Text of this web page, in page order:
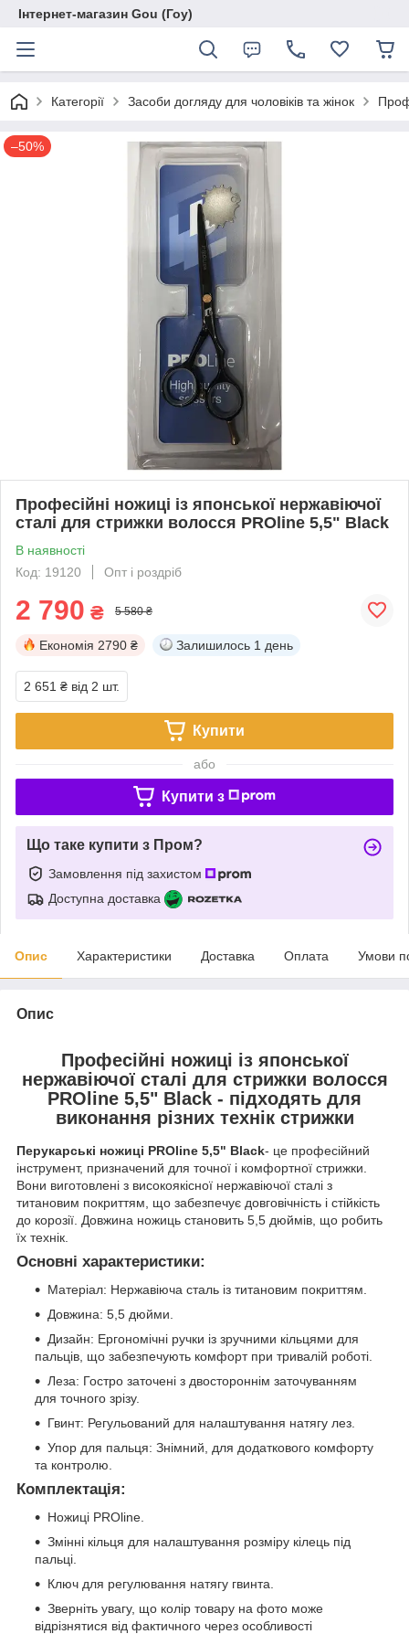
Інтернет-магазин Gou (Гоу)
Категорії Засоби догляду для чоловіків та жінок
–50%
Професійні ножиці із японської нержавіючої
сталі для стрижки волосся PROline 5,5" Black
В наявності
Код: 19120
Опт і роздріб
2 790 ₴ 5 580 ₴
Економія 2790 ₴ Залишилось 1 день
2 651 ₴ від 2 шт.
Купити
або
Купити з
Що таке купити з Пром?
Замовлення під захистом
Доступна доставка
Опис Характеристики Доставка Оплата Умови
Опис
Професійні ножиці із японської
нержавіючої сталі для стрижки волосся
PROline 5,5" Black - підходять для
виконання різних технік стрижки
Перукарські ножиці PROline 5,5" Black- це професійний
інструмент, призначений для точної і комфортної стрижки.
Вони виготовлені з високоякісної нержавіючої сталі з
титановим покриттям, що забезпечує довговічність і стійкість
до корозії. Довжина ножиць становить 5,5 дюймів, що робить
їх технік.
Основні характеристики:
Матеріал: Нержавіюча сталь із титановим покриттям.
Довжина: 5,5 дюйми.
Дизайн: Ергономічні ручки із зручними кільцями для
пальців, що забезпечують комфорт при тривалій роботі.
Леза: Гостро заточені з двостороннім заточуванням
для точного зрізу.
Гвинт: Регульований для налаштування натягу лез.
Упор для пальця: Знімний, для додаткового комфорту
та контролю.
Комплектація:
Ножиці PROline.
Змінні кільця для налаштування розміру кілець під
пальці.
Ключ для регулювання натягу гвинта.
Зверніть увагу, що колір товару на фото може
відрізнятися від фактичного через особливості